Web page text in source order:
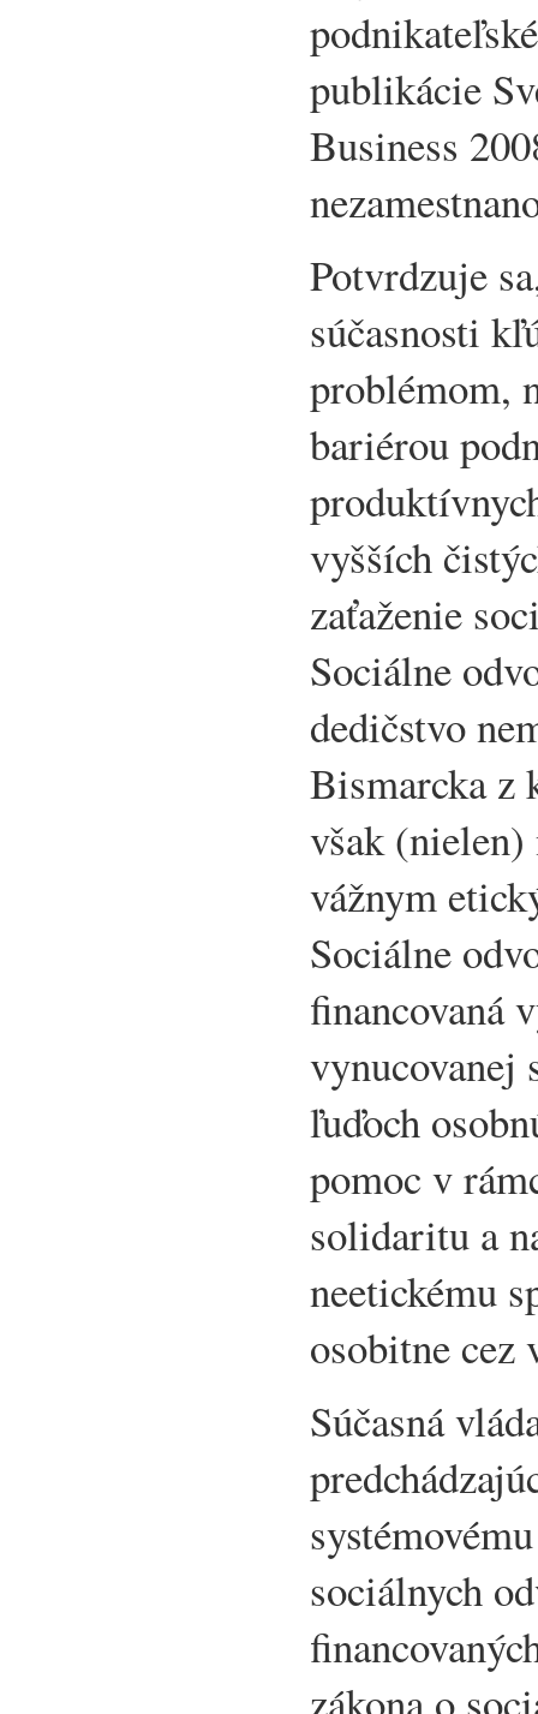
publikácie
Business
Potvrdzuje
súčasnosti
problémom,
bariérou
vyšších
zaťaženie
Sociálne
dedičstvo
Bismarcka z
však (nielen)
vážnym
Sociálne
financovaná
vynucovanej
ľuďoch
pomoc v
solidaritu a
neetickému
osobitne cez
Súčasná
sociálnych